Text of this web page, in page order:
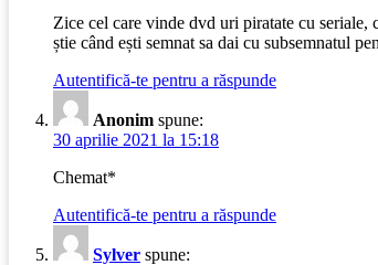
Zice cel care vinde dvd uri piratate cu seriale,
știe când ești semnat sa dai cu subsemnatul
Autentifică-te pentru a răspunde
Anonim spune:
30 aprilie 2021 la 15:18
Chemat*
Autentifică-te pentru a răspunde
Sylver spune: